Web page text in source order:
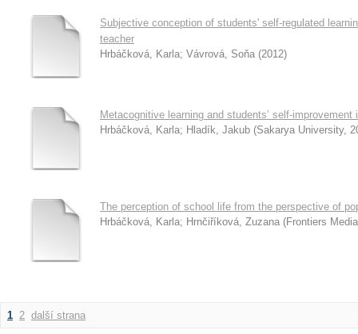
Subjective conception of students' self-regulated
teacher
Hrbáčková, Karla; Vávrová, Soňa (2012)
Metacognitive learning and students’ self-improvement
Hrbáčková, Karla; Hladík, Jakub (Sakarya University,
The perception of school life from the perspective of
Hrbáčková, Karla; Hrnčiříková, Zuzana (Frontiers
1 2 další strana